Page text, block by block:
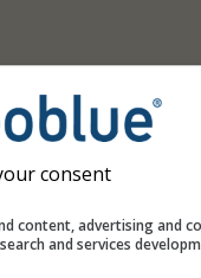
consent
content, advertising and
and services